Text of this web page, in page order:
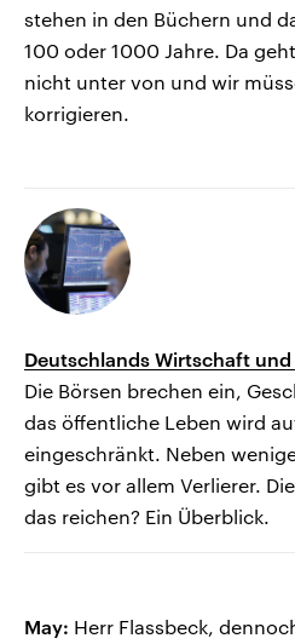
stehen in den Büchern und
100 oder 1000 Jahre. Da
nicht unter von und wir
korrigieren.
Deutschlands Wirtschaft
Die Börsen brechen ein,
das öffentliche Leben wird
eingeschränkt. Neben
gibt es vor allem Verlierer.
das reichen? Ein Überblick.
May: Herr Flassbeck,